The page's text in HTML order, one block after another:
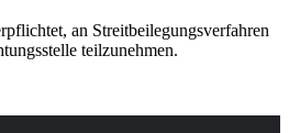
an Streitbeilegungsverfahren
teilzunehmen.